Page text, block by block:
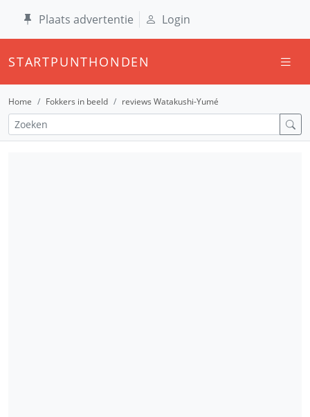
Plaats advertentie Login
STARTPUNTHONDEN
Home Fokkers in beeld reviews Watakushi-Yumé